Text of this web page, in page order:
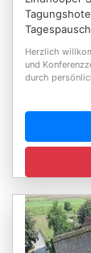
Herzlich
und
durch